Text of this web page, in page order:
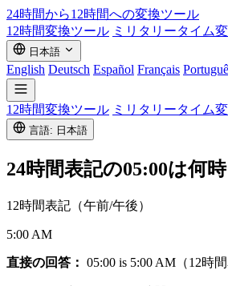
24時間から12時間への変換ツール
12時間変換ツール ミリタリータイム
日本語
English Deutsch Español Français
12時間変換ツール ミリタリータイム
言語: 日本語
24時間表記の05:00は何時
12時間表記（午前/午後）
5:00 AM
直接の回答： 05:00 is 5:00 AM（12時